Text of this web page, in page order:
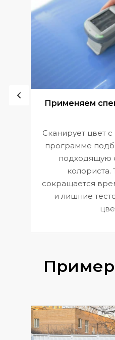
Применяем
Сканирует цвет
программе
подходящую
сокращается
и лишние